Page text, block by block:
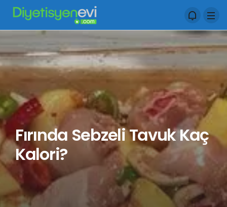
Fırında Sebzeli Tavuk Kaç
Kalori?